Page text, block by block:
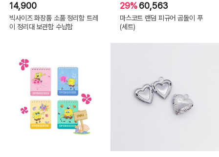
14,900
빅사이즈 화장품 소품 정리함 트레
이 정리대 보관함 수납함
29%60,563
마스코트 랜덤 피규어 곰돌이 푸
(세트)